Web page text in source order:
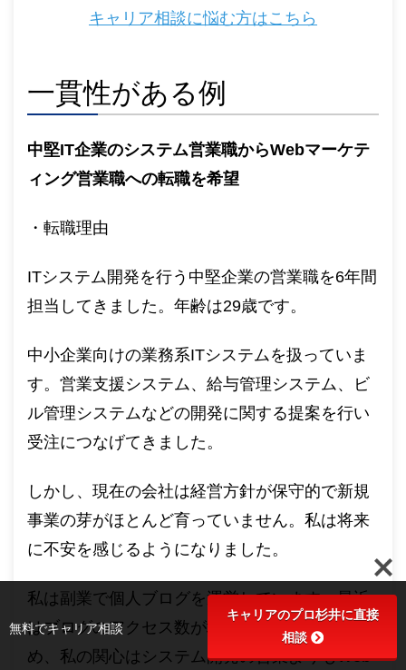
キャリア相談に悩む方はこちら
一貫性がある例
中堅IT企業のシステム営業職からWebマーケテ
ィング営業職への転職を希望
・転職理由
ITシステム開発を行う中堅企業の営業職を6年間
担当してきました。年齢は29歳です。
中小企業向けの業務系ITシステムを扱っていま
す。営業支援システム、給与管理システム、ビ
ル管理システムなどの開発に関する提案を行い
受注につなげてきました。
しかし、現在の会社は経営方針が保守的で新規
事業の芽がほとんど育っていません。私は将来
に不安を感じるようになりました。
私は副業で個人ブログを運営しています。最近
はブログのアクセス数が増えました。そのた
め、私の関心はシステム開発の営業よりもWeb
無料でキャリア相談
キャリアのプロ杉井に直接
相談